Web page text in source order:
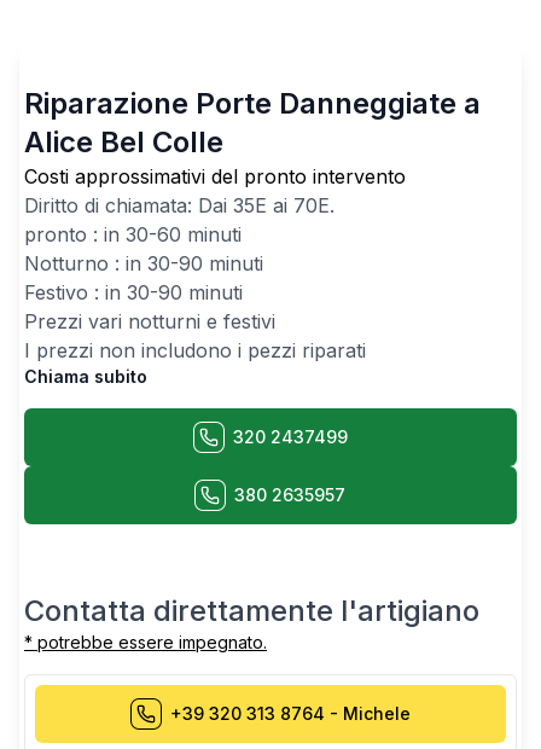
Riparazione Porte Danneggiate a
Alice Bel Colle
Costi approssimativi del pronto intervento
Diritto di chiamata: Dai 35E ai 70E.
pronto : in 30-60 minuti
Notturno : in 30-90 minuti
Festivo : in 30-90 minuti
Prezzi vari notturni e festivi
I prezzi non includono i pezzi riparati
Chiama subito
320 2437499
380 2635957
Contatta direttamente l'artigiano
* potrebbe essere impegnato.
+39 320 313 8764 - Michele